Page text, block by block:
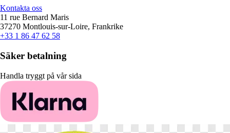
Kontakta oss
11 rue Bernard Maris
37270 Montlouis-sur-Loire, Frankrike
+33 1 86 47 62 58
Säker betalning
Handla tryggt på vår sida